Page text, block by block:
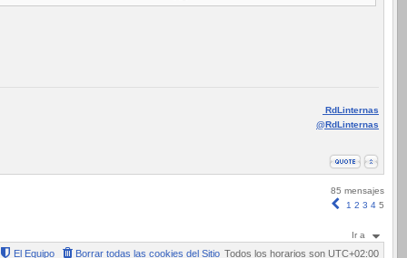
RdLinternas
@RdLinternas
85 mensajes
Anterior
1 2 3 4 5
Ir a
Todos los horarios son UTC+02:00
Borrar todas las cookies del Sitio
El Equipo